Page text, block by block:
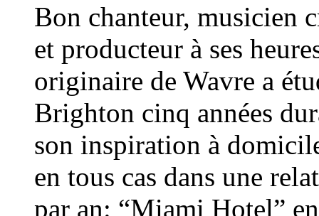
Bon chanteur, musicien
et producteur à ses
originaire de Wavre a
Brighton cinq années
son inspiration à
en tous cas dans une
par an: “Miami Hotel”